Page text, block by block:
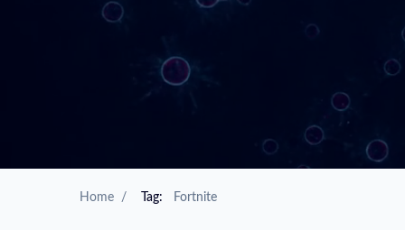
Home / Tag: Fortnite